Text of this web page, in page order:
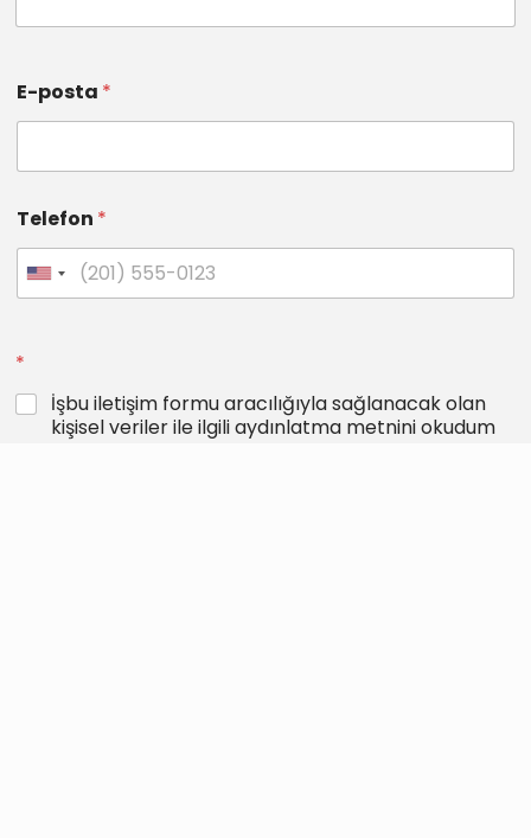
E-posta *
Telefon *
*
İşbu iletişim formu aracılığıyla sağlanacak olan
kişisel veriler ile ilgili aydınlatma metnini okudum